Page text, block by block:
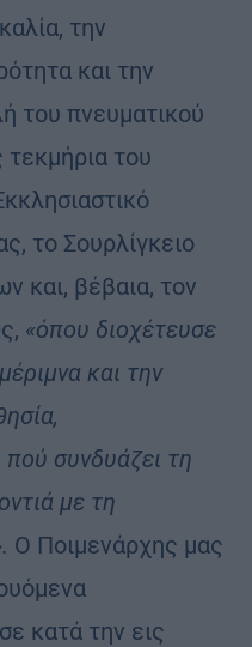
την
και την
του πνευματικού
του
το Σουρλίγκειο
και, βέβαια, τον
«όπου διοχέτευσε
και την
συνδυάζει τη
με τη
Ο Ποιμενάρχης μας
κατά την εις